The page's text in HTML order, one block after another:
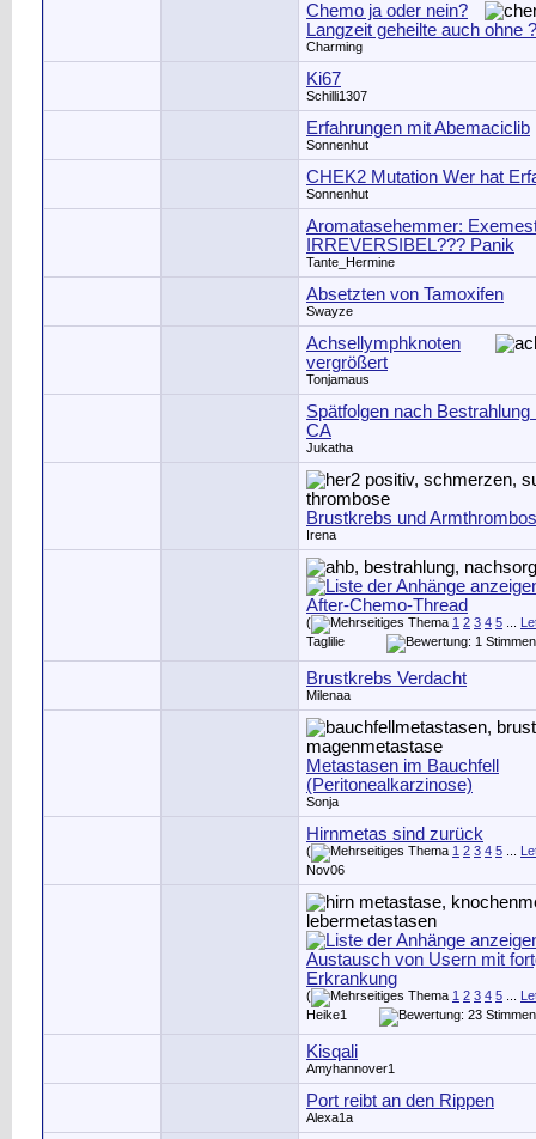
Chemo ja oder nein?
Langzeit geheilte auch ohne ?
Charming
Ki67
Schilli1307
Erfahrungen mit Abemaciclib
Sonnenhut
CHEK2 Mutation Wer hat
Sonnenhut
Aromatasehemmer:
IRREVERSIBEL??? Panik
Tante_Hermine
Absetzten von Tamoxifen
Swayze
Achsellymphknoten
vergrößert
Tonjamaus
Spätfolgen nach
CA
Jukatha
Brustkrebs und
Irena
After-Chemo-Thread
( 1 2 3 4 5
Taglilie
Brustkrebs Verdacht
Milenaa
Metastasen im Bauchfell
(Peritonealkarzinose)
Sonja
Hirnmetas sind zurück
( 1 2 3 4 5
Nov06
Austausch von Usern mit
Erkrankung
( 1 2 3 4 5
Heike1
Kisqali
Amyhannover1
Port reibt an den Rippen
Alexa1a